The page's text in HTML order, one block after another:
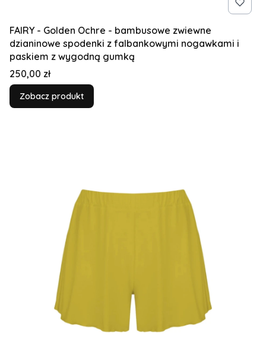
FAIRY - Golden Ochre - bambusowe zwiewne
dzianinowe spodenki z falbankowymi nogawkami i
paskiem z wygodną gumką
Cena
250,00 zł
Zobacz produkt